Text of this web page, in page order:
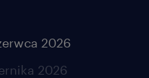
2026
2026